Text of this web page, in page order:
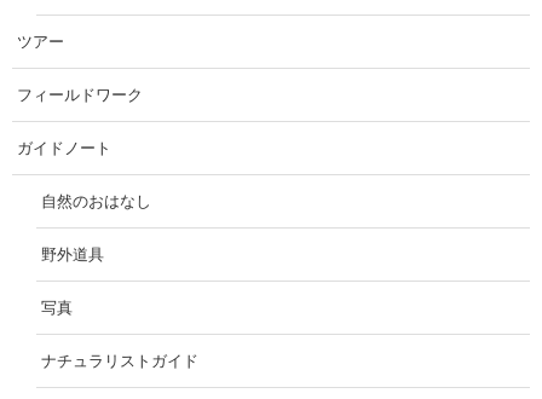
ツアー
フィールドワーク
ガイドノート
自然のおはなし
野外道具
写真
ナチュラリストガイド